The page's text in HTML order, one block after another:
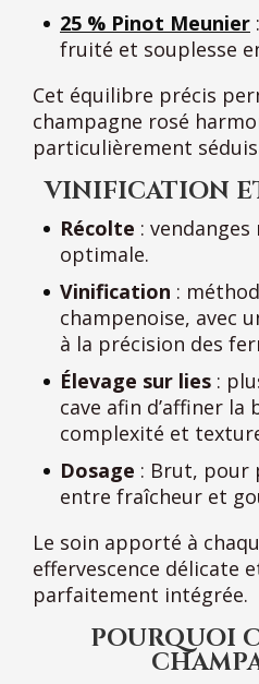
25 % Pinot Meunier
fruité et souplesse
Cet équilibre précis
champagne rosé
particulièrement
VINIFICATION
Récolte :
optimale.
Vinification :
champenoise, avec
à la précision des
Élevage sur lies :
cave afin d’affiner
complexité et
Dosage : Brut, pour
entre fraîcheur et
Le soin apporté à
effervescence délicate
parfaitement intégrée.
POURQUOI